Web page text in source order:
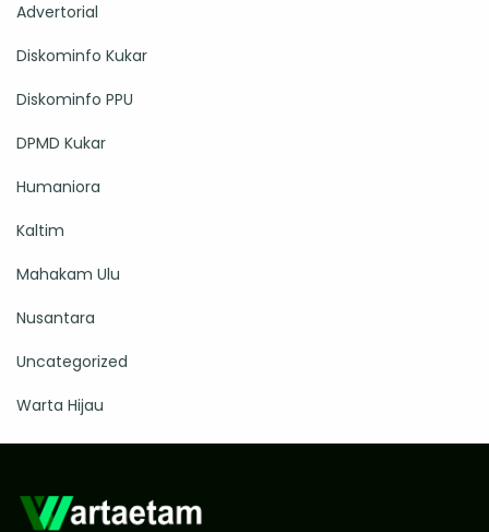
Advertorial
Diskominfo Kukar
Diskominfo PPU
DPMD Kukar
Humaniora
Kaltim
Mahakam Ulu
Nusantara
Uncategorized
Warta Hijau